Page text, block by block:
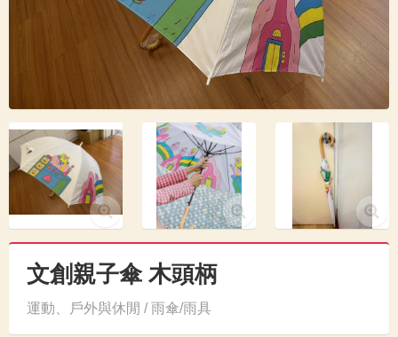
文創親子傘 木頭柄
運動、戶外與休閒 / 雨傘/雨具